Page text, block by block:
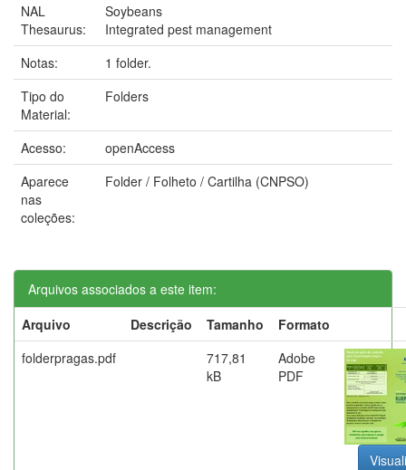
NAL
Thesaurus:
Soybeans
Integrated pest management
Notas:
1 folder.
Tipo do
Material:
Folders
Acesso:
openAccess
Aparece
nas
coleções:
Folder / Folheto / Cartilha (CNPSO)
Arquivos associados a este item:
Arquivo
Descrição Tamanho
Formato
folderpragas.pdf
717,81
kB
Adobe
PDF